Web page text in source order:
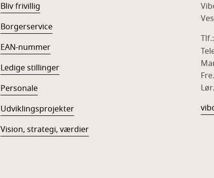
Bliv frivillig
Borgerservice
EAN-nummer
Ledige stillinger
Personale
Udviklingsprojekter
Vision, strategi, værdier